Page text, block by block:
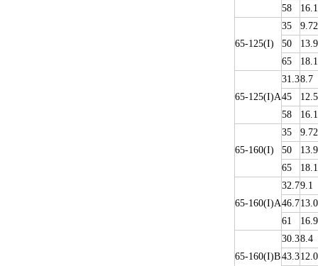
58
16.1
65-125(I)
35
9.72
50
13.9
65
18.1
65-125(I)A
31.38.7
45
12.5
58
16.1
65-160(I)
35
9.72
50
13.9
65
18.1
65-160(I)A
32.79.1
46.713.0
61
16.9
65-160(I)B
30.38.4
43.312.0